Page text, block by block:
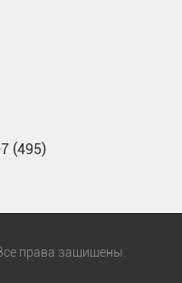
(495)
права защищены.